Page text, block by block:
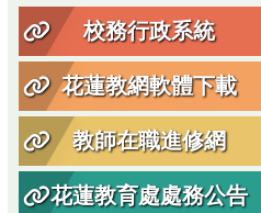
校務行政系統
花蓮教網軟體下載
教師在職進修網
花蓮教育處處務公告